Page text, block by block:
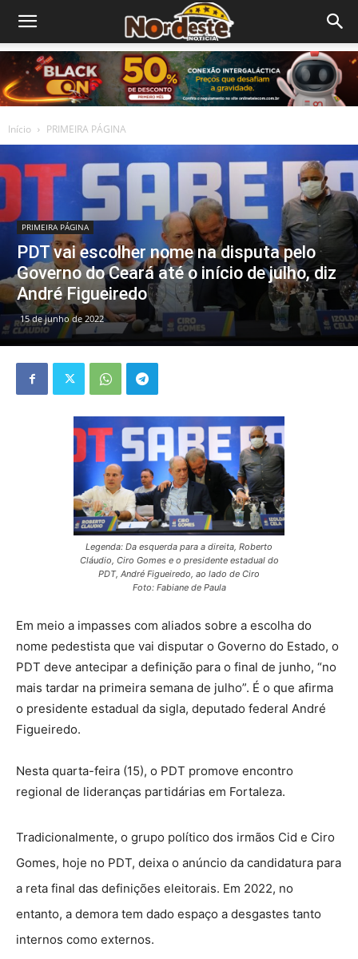
Início PRIMEIRA PÁGINA
PRIMEIRA PÁGINA
PDT vai escolher nome na disputa pelo
Governo do Ceará até o início de julho, diz
André Figueiredo
15 de junho de 2022
Legenda: Da esquerda para a direita, Roberto
Cláudio, Ciro Gomes e o presidente estadual do
PDT, André Figueiredo, ao lado de Ciro
Foto: Fabiane de Paula
Em meio a impasses com aliados sobre a escolha do
nome pedestista que vai disputar o Governo do Estado, o
PDT deve antecipar a definição para o final de junho, “no
mais tardar na primeira semana de julho”. É o que afirma
o presidente estadual da sigla, deputado federal André
Figueiredo.
Nesta quarta-feira (15), o PDT promove encontro
regional de lideranças partidárias em Fortaleza.
Tradicionalmente, o grupo político dos irmãos Cid e Ciro
Gomes, hoje no PDT, deixa o anúncio da candidatura para
a reta final das definições eleitorais. Em 2022, no
entanto, a demora tem dado espaço a desgastes tanto
internos como externos.